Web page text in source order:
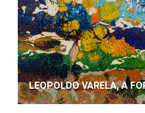
LEOPOLDO VARELA, A